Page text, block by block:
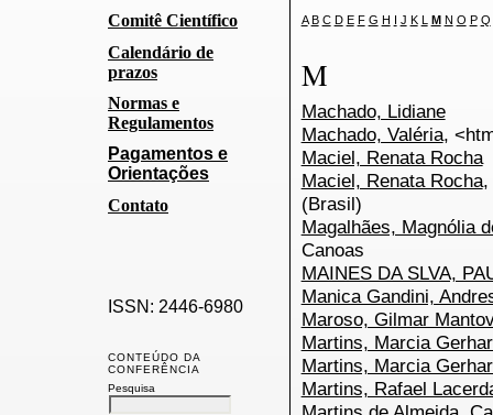
Comitê Científico
Calendário de
prazos
Normas e
Regulamentos
Pagamentos e
Orientações
Contato
ISSN: 2446-6980
CONTEÚDO DA
CONFERÊNCIA
Pesquisa
A B C D E F G H I J K L M N O P Q
M
Machado, Lidiane
Machado, Valéria,
Maciel, Renata Rocha
Maciel, Renata Rocha,
(Brasil)
Magalhães, Magnólia
Canoas
MAINES DA SLVA,
Manica Gandini,
Maroso, Gilmar
Martins, Marcia
Martins, Marcia
Martins, Rafael